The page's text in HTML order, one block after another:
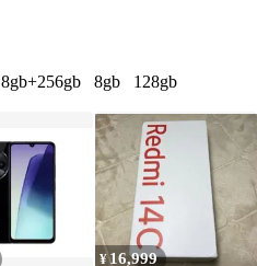
8gb+256gb 8gb 128gb
¥16,999